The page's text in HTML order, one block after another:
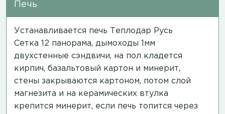
Печь
Устанавливается печь Теплодар Русь
Сетка 12 панорама, дымоходы 1мм
двухстенные сэндвичи, на пол кладется
кирпич, базальтовый картон и минерит,
стены закрываются картоном, потом слой
магнезита и на керамических втулка
крепится минерит, если печь топится через